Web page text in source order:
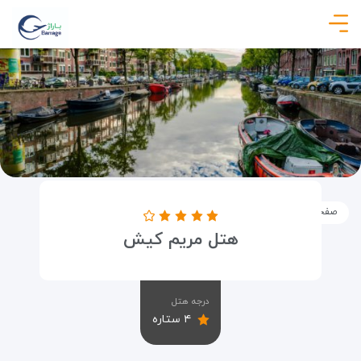
صفحه نخست اقامتگاه ها هتل مریم کیش
هتل مریم کیش
درجه هتل